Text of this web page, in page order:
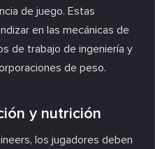
de juego. Estas
en las mecánicas de
de trabajo de ingeniería y
de peso.
y nutrición
los jugadores deben